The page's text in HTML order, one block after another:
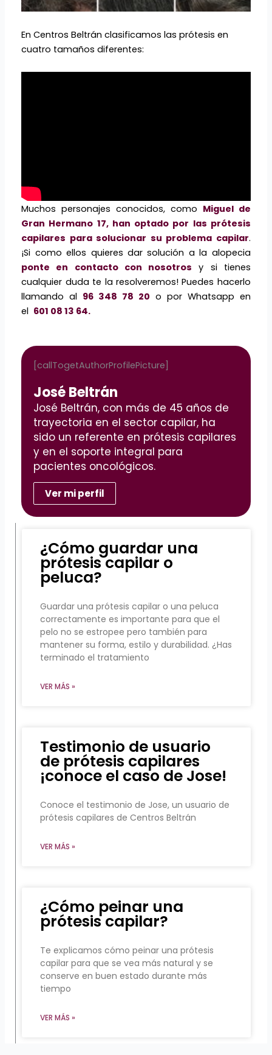
En Centros Beltrán clasificamos las prótesis en
cuatro tamaños diferentes:
Muchos personajes conocidos, como Miguel de
Gran Hermano 17, han optado por las prótesis
capilares para solucionar su problema capilar.
¡Si como ellos quieres dar solución a la alopecia
ponte en contacto con nosotros y si tienes
cualquier duda te la resolveremos! Puedes hacerlo
llamando al 96 348 78 20 o por Whatsapp en
el 601 08 13 64.
[callTogetAuthorProfilePicture]
José Beltrán
José Beltrán, con más de 45 años de
trayectoria en el sector capilar, ha
sido un referente en prótesis capilares
y en el soporte integral para
pacientes oncológicos.
Ver mi perfil
¿Cómo guardar una
prótesis capilar o
peluca?
Guardar una prótesis capilar o una peluca
correctamente es importante para que el
pelo no se estropee pero también para
mantener su forma, estilo y durabilidad. ¿Has
terminado el tratamiento
VER MÁS »
Testimonio de usuario
de prótesis capilares
¡conoce el caso de Jose!
Conoce el testimonio de Jose, un usuario de
prótesis capilares de Centros Beltrán
VER MÁS »
¿Cómo peinar una
prótesis capilar?
Te explicamos cómo peinar una prótesis
capilar para que se vea más natural y se
conserve en buen estado durante más
tiempo
VER MÁS »